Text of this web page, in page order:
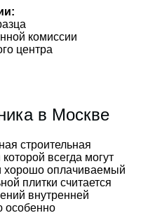
комиссии
центра
в Москве
строительная
всегда могут
хорошо оплачиваемый
плитки считается
внутренней
особенно